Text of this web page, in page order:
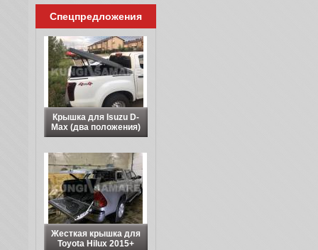
Спецпредложения
Крышка для Isuzu D-
Max (два положения)
Жесткая крышка для
Toyota Hilux 2015+